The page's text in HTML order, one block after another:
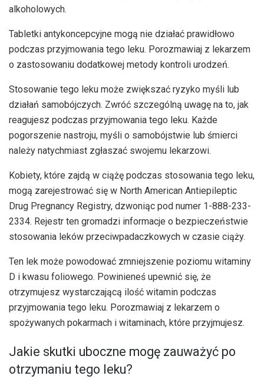
alkoholowych.
Tabletki antykoncepcyjne mogą nie działać prawidłowo
podczas przyjmowania tego leku. Porozmawiaj z lekarzem
o zastosowaniu dodatkowej metody kontroli urodzeń.
Stosowanie tego leku może zwiększać ryzyko myśli lub
działań samobójczych. Zwróć szczególną uwagę na to, jak
reagujesz podczas przyjmowania tego leku. Każde
pogorszenie nastroju, myśli o samobójstwie lub śmierci
należy natychmiast zgłaszać swojemu lekarzowi.
Kobiety, które zajdą w ciążę podczas stosowania tego leku,
mogą zarejestrować się w North American Antiepileptic
Drug Pregnancy Registry, dzwoniąc pod numer 1-888-233-
2334. Rejestr ten gromadzi informacje o bezpieczeństwie
stosowania leków przeciwpadaczkowych w czasie ciąży.
Ten lek może powodować zmniejszenie poziomu witaminy
D i kwasu foliowego. Powinieneś upewnić się, że
otrzymujesz wystarczającą ilość witamin podczas
przyjmowania tego leku. Porozmawiaj z lekarzem o
spożywanych pokarmach i witaminach, które przyjmujesz.
Jakie skutki uboczne mogę zauważyć po
otrzymaniu tego leku?